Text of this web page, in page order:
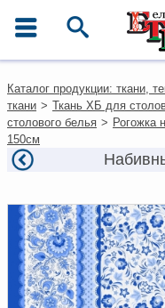
Каталог
Ткани
Домашний текстиль
Одежда
Ковры
гостиниц
Текстильная
фурнитура
Условия работы
Оплата и доставка
Каталог продукции: ткани,
ткани > Ткань ХБ для
столового белья > Рогожка
150см